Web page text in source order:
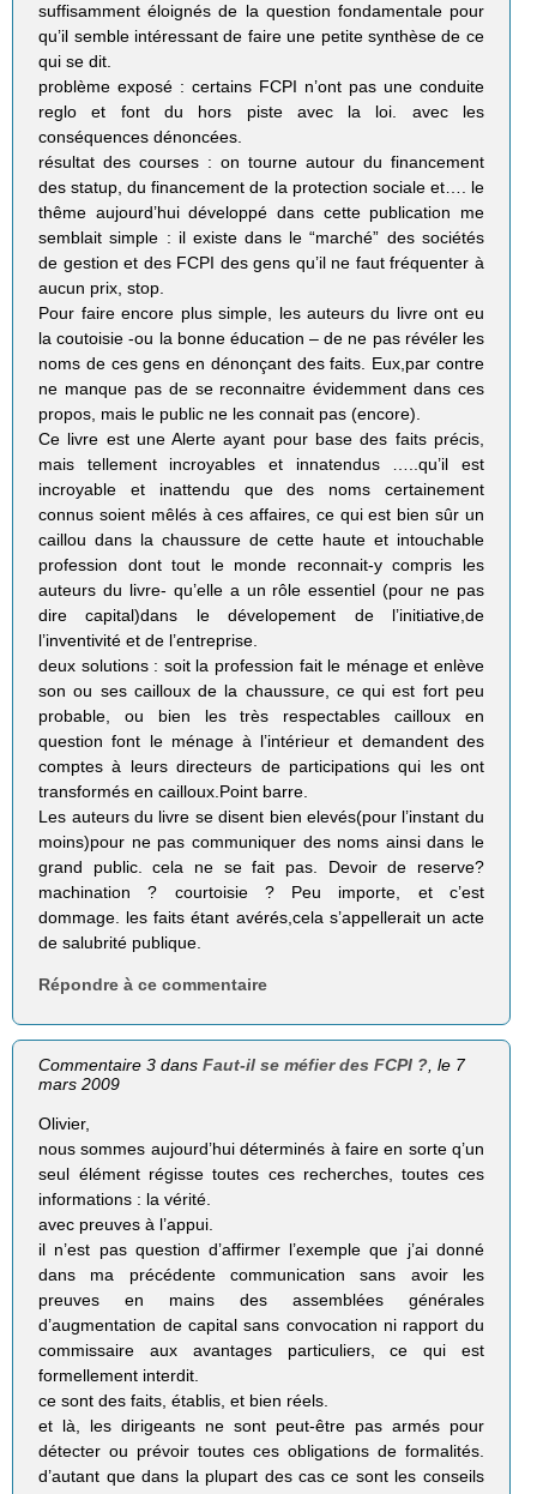
suffisamment éloignés de la question fondamentale pour
qu’il semble intéressant de faire une petite synthèse de ce
qui se dit.
problème exposé : certains FCPI n’ont pas une conduite
reglo et font du hors piste avec la loi. avec les
conséquences dénoncées.
résultat des courses : on tourne autour du financement
des statup, du financement de la protection sociale et…. le
thême aujourd’hui développé dans cette publication me
semblait simple : il existe dans le “marché” des sociétés
de gestion et des FCPI des gens qu’il ne faut fréquenter à
aucun prix, stop.
Pour faire encore plus simple, les auteurs du livre ont eu
la coutoisie -ou la bonne éducation – de ne pas révéler les
noms de ces gens en dénonçant des faits. Eux,par contre
ne manque pas de se reconnaitre évidemment dans ces
propos, mais le public ne les connait pas (encore).
Ce livre est une Alerte ayant pour base des faits précis,
mais tellement incroyables et innatendus …..qu’il est
incroyable et inattendu que des noms certainement
connus soient mêlés à ces affaires, ce qui est bien sûr un
caillou dans la chaussure de cette haute et intouchable
profession dont tout le monde reconnait-y compris les
auteurs du livre- qu’elle a un rôle essentiel (pour ne pas
dire capital)dans le dévelopement de l’initiative,de
l’inventivité et de l’entreprise.
deux solutions : soit la profession fait le ménage et enlève
son ou ses cailloux de la chaussure, ce qui est fort peu
probable, ou bien les très respectables cailloux en
question font le ménage à l’intérieur et demandent des
comptes à leurs directeurs de participations qui les ont
transformés en cailloux.Point barre.
Les auteurs du livre se disent bien elevés(pour l’instant du
moins)pour ne pas communiquer des noms ainsi dans le
grand public. cela ne se fait pas. Devoir de reserve?
machination ? courtoisie ? Peu importe, et c’est
dommage. les faits étant avérés,cela s’appellerait un acte
de salubrité publique.
Répondre à ce commentaire
Commentaire 3 dansFaut-il se méfier des FCPI ?, le 7
mars 2009
Olivier,
nous sommes aujourd’hui déterminés à faire en sorte q’un
seul élément régisse toutes ces recherches, toutes ces
informations : la vérité.
avec preuves à l’appui.
il n’est pas question d’affirmer l’exemple que j’ai donné
dans ma précédente communication sans avoir les
preuves en mains des assemblées générales
d’augmentation de capital sans convocation ni rapport du
commissaire aux avantages particuliers, ce qui est
formellement interdit.
ce sont des faits, établis, et bien réels.
et là, les dirigeants ne sont peut-être pas armés pour
détecter ou prévoir toutes ces obligations de formalités.
d’autant que dans la plupart des cas ce sont les conseils